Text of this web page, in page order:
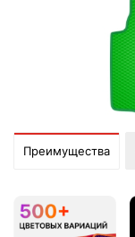
Преимущества